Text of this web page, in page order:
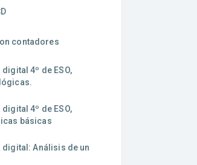
contadores
4º de ESO,
4º de ESO,
básicas
digital: Análisis de un